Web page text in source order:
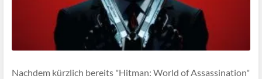
Nachdem kürzlich bereits "Hitman: World of Assassination"